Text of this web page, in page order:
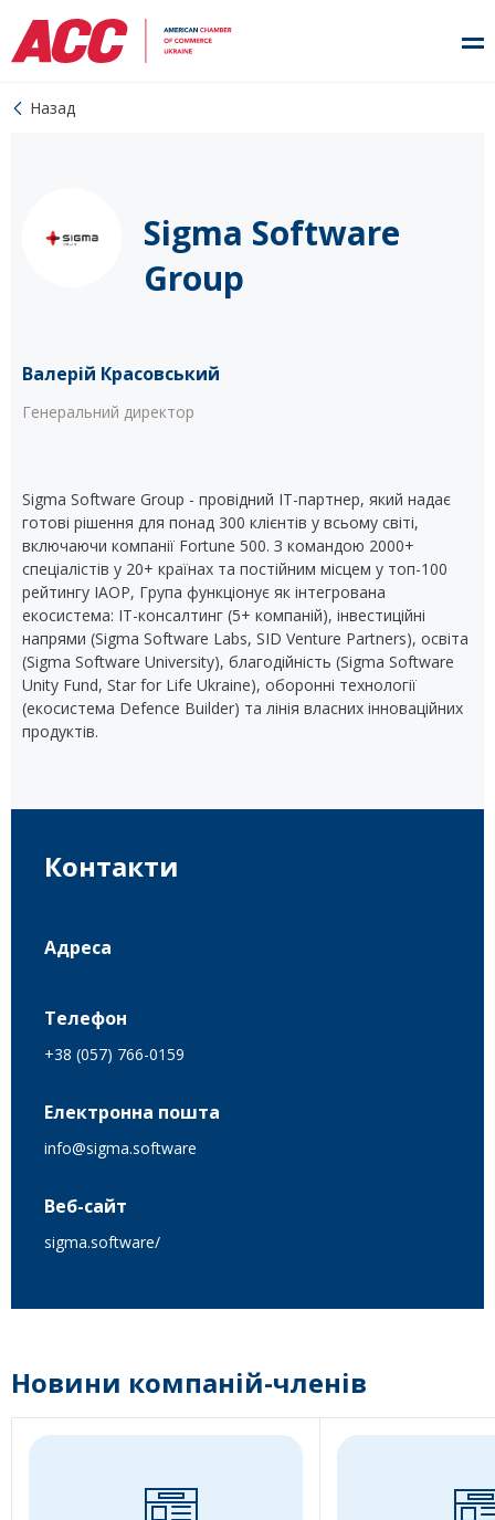
Назад
Sigma Software
Group
Валерій Красовський
Генеральний директор
Sigma Software Group - провідний IT-партнер, який надає
готові рішення для понад 300 клієнтів у всьому світі,
включаючи компанії Fortune 500. З командою 2000+
спеціалістів у 20+ країнах та постійним місцем у топ-100
рейтингу IAOP, Група функціонує як інтегрована
екосистема: IT-консалтинг (5+ компаній), інвестиційні
напрями (Sigma Software Labs, SID Venture Partners), освіта
(Sigma Software University), благодійність (Sigma Software
Unity Fund, Star for Life Ukraine), оборонні технології
(екосистема Defence Builder) та лінія власних інноваційних
продуктів.
Контакти
Адреса
Телефон
+38 (057) 766-0159
Електронна пошта
info@sigma.software
Веб-сайт
sigma.software/
Новини компаній-членів